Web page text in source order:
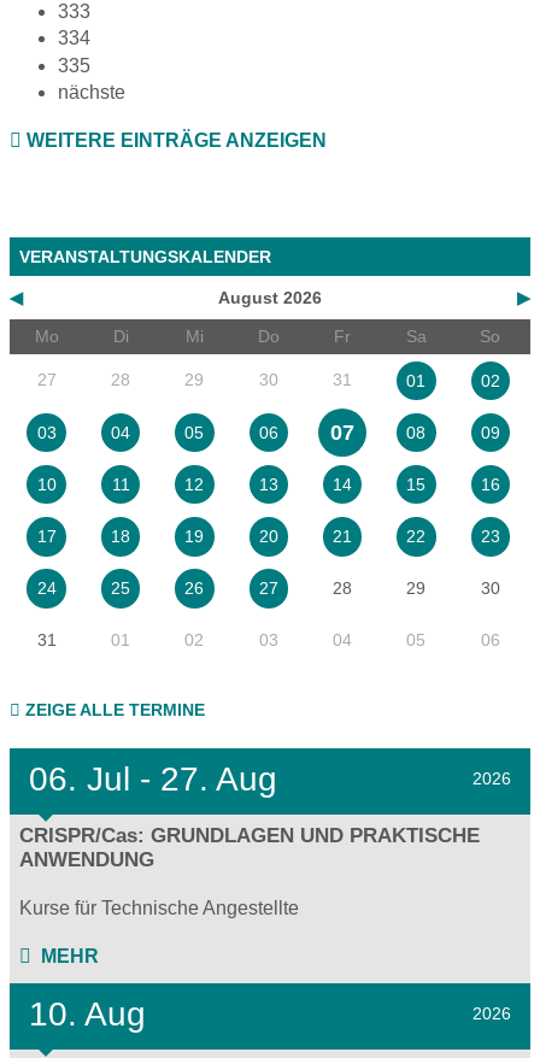
333
334
335
nächste
WEITERE EINTRÄGE ANZEIGEN
VERANSTALTUNGSKALENDER
◀ ▶
August 2026
Mo
Di Mi Do Fr Sa So
27 28 29 30 31 01 02
03 04 05 06 07 08 09
10 11 12 13 14 15 16
17 18 19 20 21 22 23
24 25 26 27 28 29 30
31 01 02 03 04 05 06
ZEIGE ALLE TERMINE
06. Jul - 27. Aug 2026
CRISPR/Cas: GRUNDLAGEN UND PRAKTISCHE
ANWENDUNG
Kurse für Technische Angestellte
MEHR
10. Aug 2026